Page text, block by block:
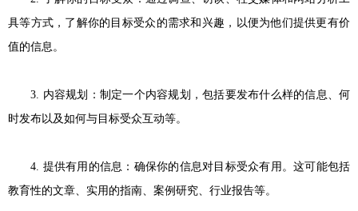
具等方式，了解你的目标受众的需求和兴趣，以便为他们提供更有价
值的信息。
3. 内容规划：制定一个内容规划，包括要发布什么样的信息、何
时发布以及如何与目标受众互动等。
4. 提供有用的信息：确保你的信息对目标受众有用。这可能包括
教育性的文章、实用的指南、案例研究、行业报告等。